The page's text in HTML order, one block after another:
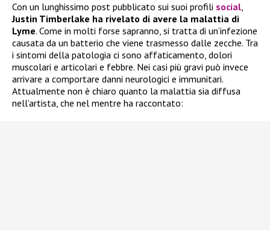
Con un lunghissimo post pubblicato sui suoi profili social,
Justin Timberlake ha rivelato di avere la malattia di
Lyme. Come in molti forse sapranno, si tratta di un’infezione
causata da un batterio che viene trasmesso dalle zecche. Tra
i sintomi della patologia ci sono affaticamento, dolori
muscolari e articolari e febbre. Nei casi più gravi può invece
arrivare a comportare danni neurologici e immunitari.
Attualmente non è chiaro quanto la malattia sia diffusa
nell’artista, che nel mentre ha raccontato: